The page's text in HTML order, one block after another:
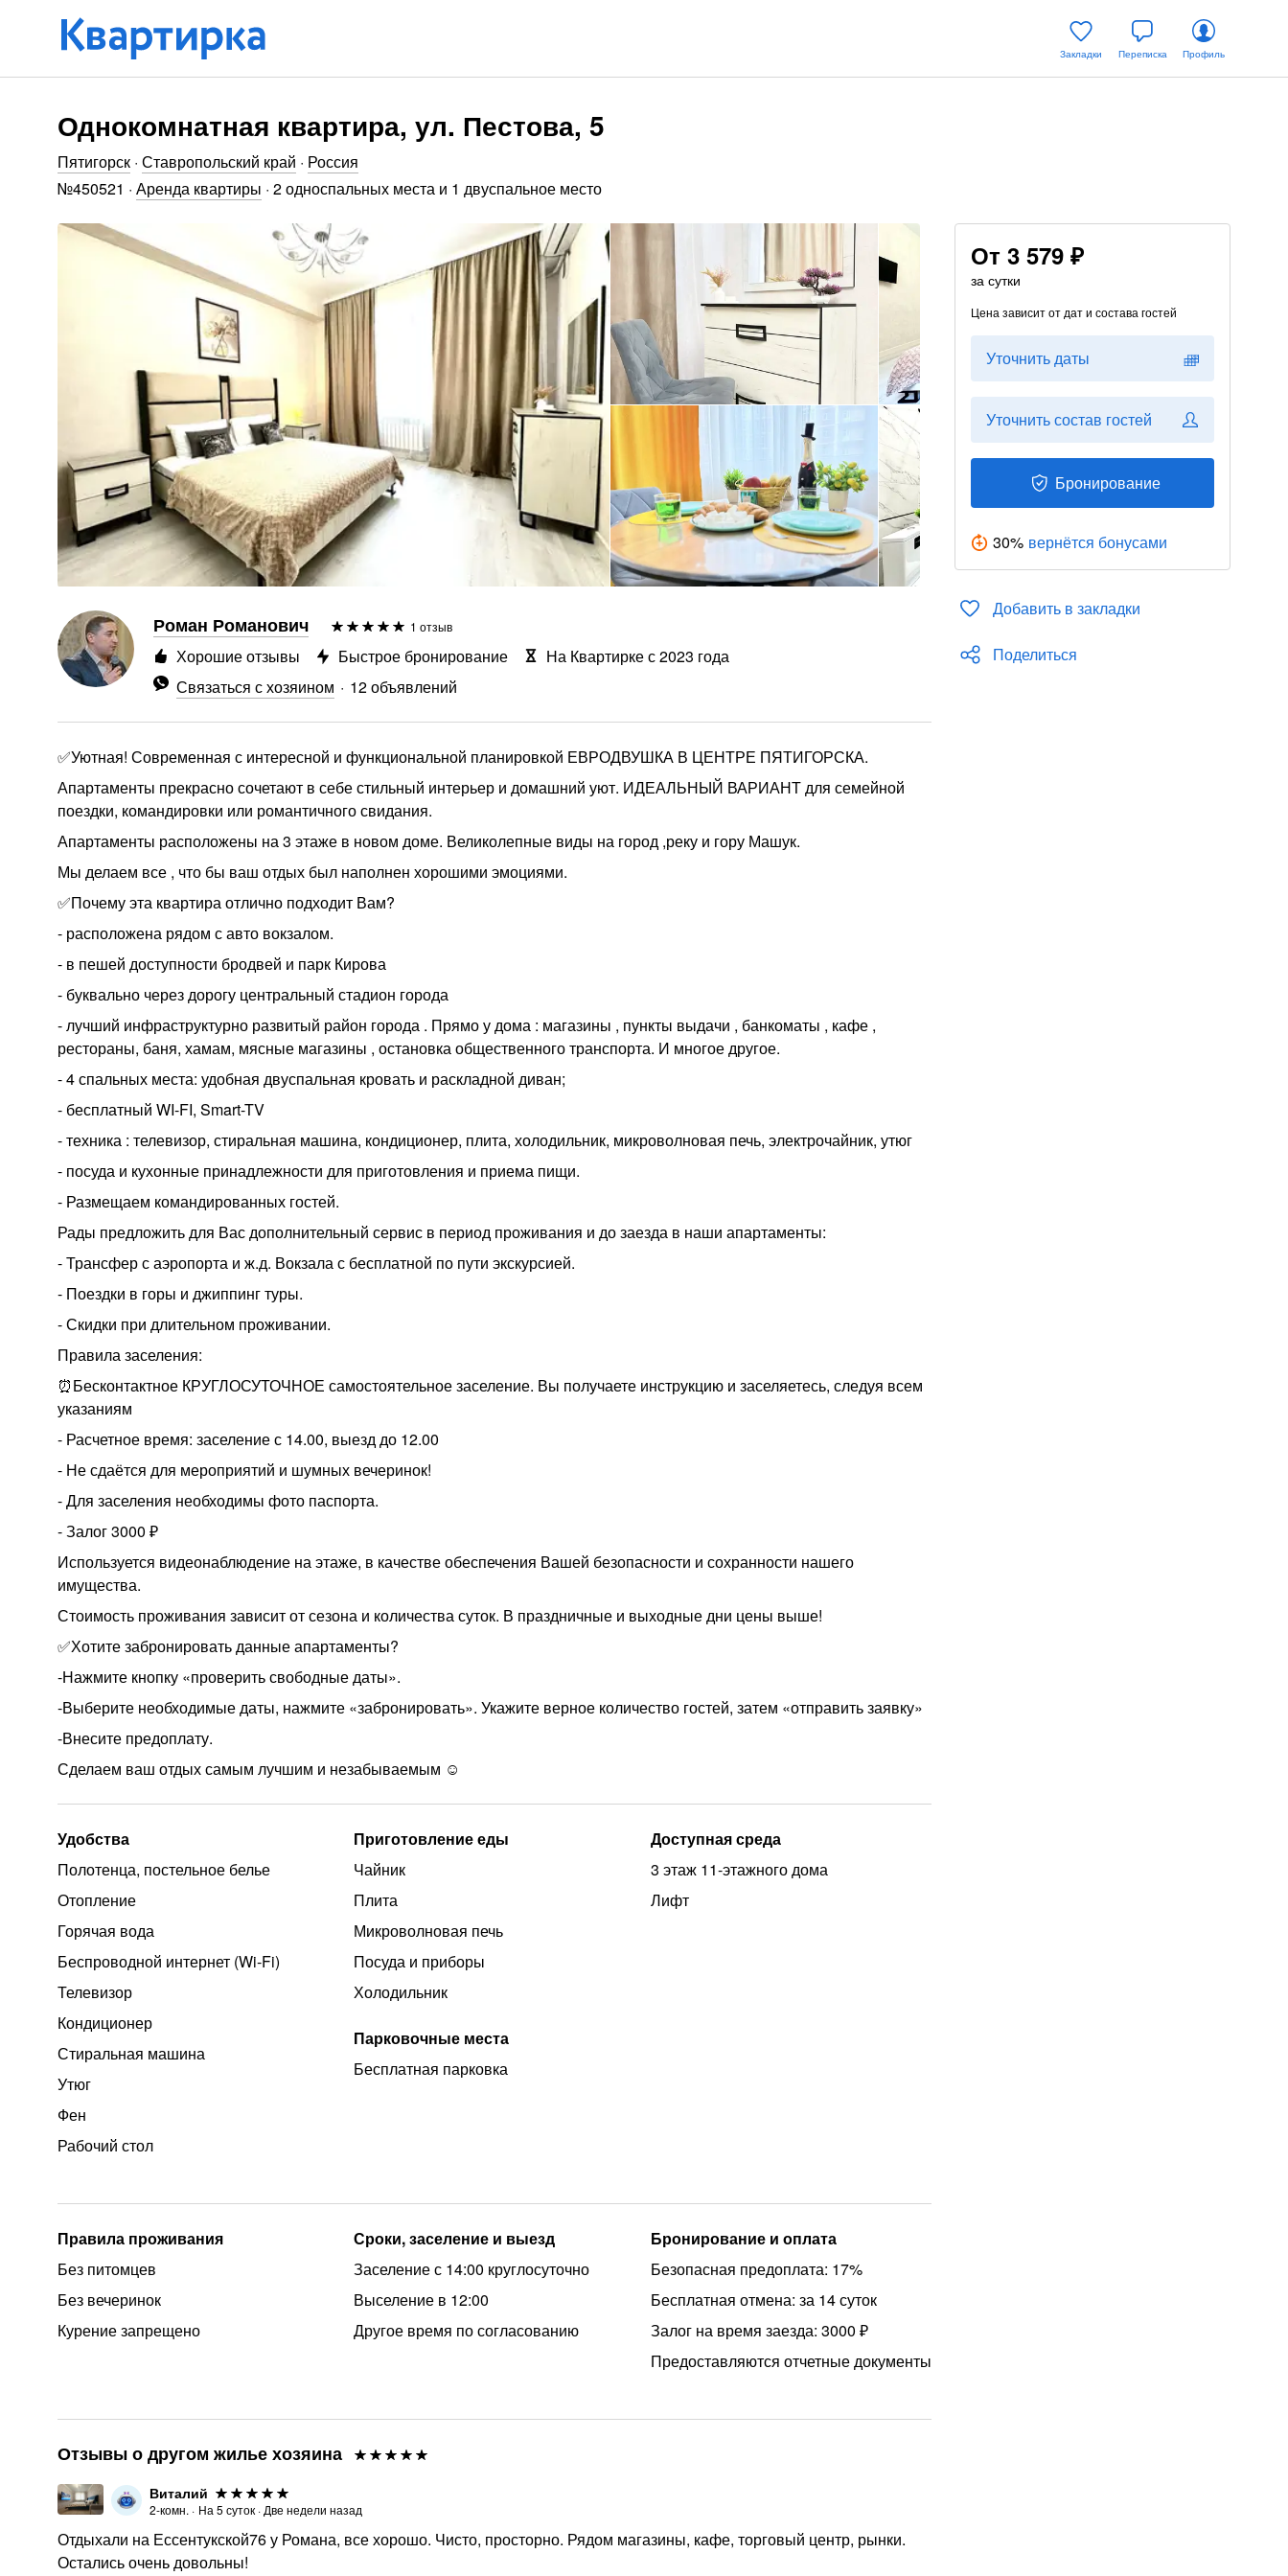
Закладки Переписка Профиль
Однокомнатная квартира, ул. Пестова, 5
Пятигорск · Ставропольский край · Россия
№450521 · Аренда квартиры · 2 односпальных места и 1 двуспальное место
От 3 579 ₽
за сутки
Цена зависит от дат и состава гостей
Уточнить даты
Уточнить состав гостей
Бронирование
30% вернётся бонусами
Добавить в закладки
Поделиться
Роман Романович 1 отзыв
Связаться с хозяином 12 объявлений
Хорошие отзывы Быстрое бронирование На Квартирке с 2023 года
✅Уютная! Современная с интересной и функциональной планировкой ЕВРОДВУШКА В ЦЕНТРЕ ПЯТИГОРСКА.
Апартаменты прекрасно сочетают в себе стильный интерьер и домашний уют. ИДЕАЛЬНЫЙ ВАРИАНТ для семейной
поездки, командировки или романтичного свидания.
Апартаменты расположены на 3 этаже в новом доме. Великолепные виды на город ,реку и гору Машук.
Мы делаем все , что бы ваш отдых был наполнен хорошими эмоциями.
✅Почему эта квартира отлично подходит Вам?
- расположена рядом с авто вокзалом.
- в пешей доступности бродвей и парк Кирова
- буквально через дорогу центральный стадион города
- лучший инфраструктурно развитый район города . Прямо у дома : магазины , пункты выдачи , банкоматы , кафе ,
рестораны, баня, хамам, мясные магазины , остановка общественного транспорта. И многое другое.
- 4 спальных места: удобная двуспальная кровать и раскладной диван;
- бесплатный WI-FI, Smart-TV
- техника : телевизор, стиральная машина, кондиционер, плита, холодильник, микроволновая печь, электрочайник, утюг
- посуда и кухонные принадлежности для приготовления и приема пищи.
- Размещаем командированных гостей.
Рады предложить для Вас дополнительный сервис в период проживания и до заезда в наши апартаменты:
- Трансфер с аэропорта и ж.д. Вокзала с бесплатной по пути экскурсией.
- Поездки в горы и джиппинг туры.
- Скидки при длительном проживании.
Правила заселения:
⏰Бесконтактное КРУГЛОСУТОЧНОЕ самостоятельное заселение. Вы получаете инструкцию и заселяетесь, следуя всем
указаниям
- Расчетное время: заселение с 14.00, выезд до 12.00
- Не сдаётся для мероприятий и шумных вечеринок!
- Для заселения необходимы фото паспорта.
- Залог 3000 ₽
Используется видеонаблюдение на этаже, в качестве обеспечения Вашей безопасности и сохранности нашего
имущества.
Стоимость проживания зависит от сезона и количества суток. В праздничные и выходные дни цены выше!
✅Хотите забронировать данные апартаменты?
-Нажмите кнопку «проверить свободные даты».
-Выберите необходимые даты, нажмите «забронировать». Укажите верное количество гостей, затем «отправить заявку»
-Внесите предоплату.
Сделаем ваш отдых самым лучшим и незабываемым ☺️
Удобства
Полотенца, постельное белье
Отопление
Горячая вода
Беспроводной интернет (Wi‑Fi)
Телевизор
Кондиционер
Стиральная машина
Утюг
Фен
Рабочий стол
Приготовление еды
Чайник
Плита
Микроволновая печь
Посуда и приборы
Холодильник
Парковочные места
Бесплатная парковка
Доступная среда
3 этаж 11-этажного дома
Лифт
Правила проживания
Без питомцев
Без вечеринок
Курение запрещено
Сроки, заселение и выезд
Заселение с 14:00 круглосуточно
Выселение в 12:00
Другое время по согласованию
Бронирование и оплата
Безопасная предоплата: 17%
Бесплатная отмена: за 14 суток
Залог на время заезда: 3000 ₽
Предоставляются отчетные документы
Отзывы о другом жилье хозяина
Виталий
2-комн. · На 5 суток · Две недели назад
Отдыхали на Ессентукской76 у Романа, все хорошо. Чисто, просторно. Рядом магазины, кафе, торговый центр, рынки.
Остались очень довольны!